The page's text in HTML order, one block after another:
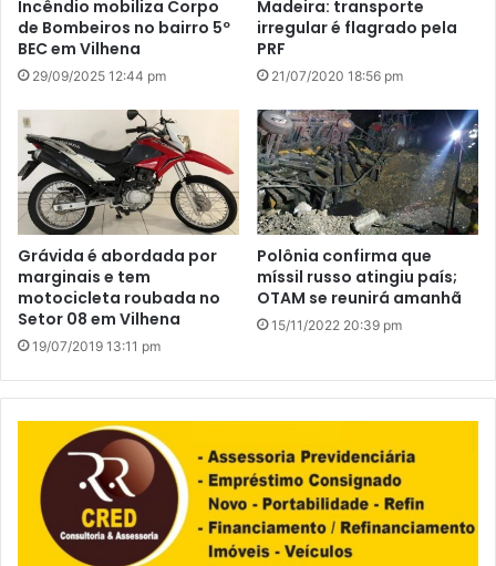
Incêndio mobiliza Corpo
de Bombeiros no bairro 5º
BEC em Vilhena
29/09/2025 12:44 pm
Madeira: transporte
irregular é flagrado pela
PRF
21/07/2020 18:56 pm
Grávida é abordada por
marginais e tem
motocicleta roubada no
Setor 08 em Vilhena
19/07/2019 13:11 pm
Polônia confirma que
míssil russo atingiu país;
OTAM se reunirá amanhã
15/11/2022 20:39 pm